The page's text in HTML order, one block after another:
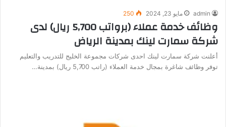
admin مايو 23, 2024 250
وظائف خدمة عملاء (برواتب 5,700 ريال) لدى
شركة سمارت لينك بمدينة الرياض
أعلنت شركة سمارت لينك احدى شركات مجموعة الخليج للتدريب والتعليم
توفر وظائف شاغرة بمجال خدمة العملاء (راتب 5,700 ريال) بمدينة…